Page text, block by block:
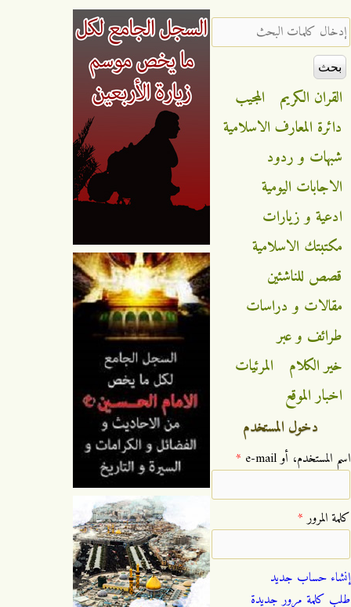
‏إدخال كلمات البحث ‏
القران الكريم
المجيب
دائرة المعارف الاسلامية
شبهات و ردود
الاجابات اليومية
ادعية و زيارات
مكتبتك الاسلامية
قصص للناشئين
مقالات و دراسات
طرائف و عبر
خير الكلام
المرئيات
اخبار الموقع
دخول المستخدم
‏اسم المستخدم، أو e-mail ‏ *
‏كلمة المرور ‏*
إنشاء حساب جديد
طلب كلمة مرور جديدة